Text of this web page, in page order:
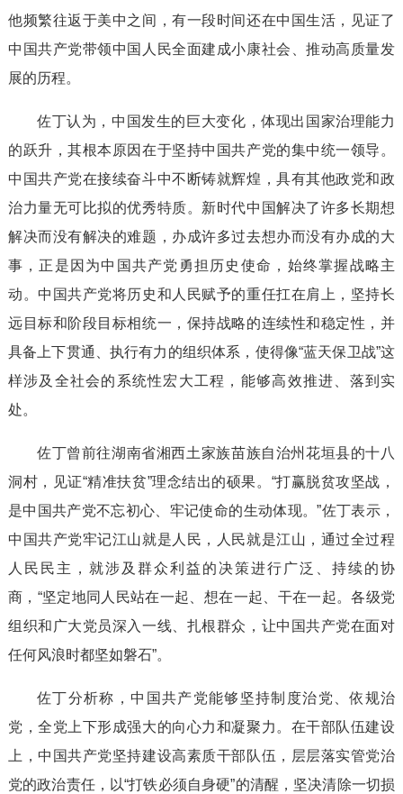
他频繁往返于美中之间，有一段时间还在中国生活，见证了
中国共产党带领中国人民全面建成小康社会、推动高质量发
展的历程。
佐丁认为，中国发生的巨大变化，体现出国家治理能力
的跃升，其根本原因在于坚持中国共产党的集中统一领导。
中国共产党在接续奋斗中不断铸就辉煌，具有其他政党和政
治力量无可比拟的优秀特质。新时代中国解决了许多长期想
解决而没有解决的难题，办成许多过去想办而没有办成的大
事，正是因为中国共产党勇担历史使命，始终掌握战略主
动。中国共产党将历史和人民赋予的重任扛在肩上，坚持长
远目标和阶段目标相统一，保持战略的连续性和稳定性，并
具备上下贯通、执行有力的组织体系，使得像“蓝天保卫战”这
样涉及全社会的系统性宏大工程，能够高效推进、落到实
处。
佐丁曾前往湖南省湘西土家族苗族自治州花垣县的十八
洞村，见证“精准扶贫”理念结出的硕果。“打赢脱贫攻坚战，
是中国共产党不忘初心、牢记使命的生动体现。”佐丁表示，
中国共产党牢记江山就是人民，人民就是江山，通过全过程
人民民主，就涉及群众利益的决策进行广泛、持续的协
商，“坚定地同人民站在一起、想在一起、干在一起。各级党
组织和广大党员深入一线、扎根群众，让中国共产党在面对
任何风浪时都坚如磐石”。
佐丁分析称，中国共产党能够坚持制度治党、依规治
党，全党上下形成强大的向心力和凝聚力。在干部队伍建设
上，中国共产党坚持建设高素质干部队伍，层层落实管党治
党的政治责任，以“打铁必须自身硬”的清醒，坚决清除一切损